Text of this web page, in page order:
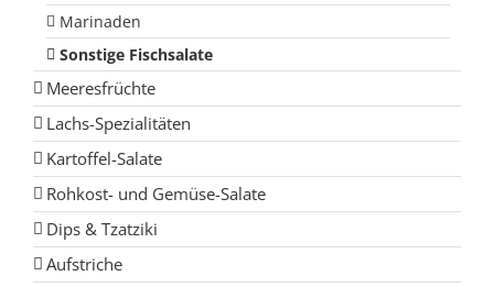
Marinaden
Sonstige Fischsalate
Meeresfrüchte
Lachs-Spezialitäten
Kartoffel-Salate
Rohkost- und Gemüse-Salate
Dips & Tzatziki
Aufstriche